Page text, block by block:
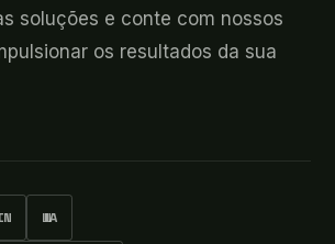
soluções e conte com nossos
os resultados da sua
WA